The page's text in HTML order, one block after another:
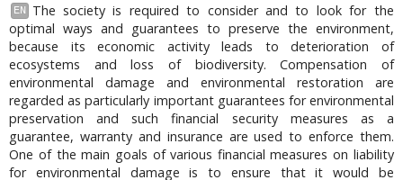
EN
The society is required to consider and to look for the
optimal ways and guarantees to preserve the environment,
because its economic activity leads to deterioration of
ecosystems and loss of biodiversity. Compensation of
environmental damage and environmental restoration are
regarded as particularly important guarantees for environmental
preservation and such financial security measures as a
guarantee, warranty and insurance are used to enforce them.
One of the main goals of various financial measures on liability
for environmental damage is to ensure that it would be